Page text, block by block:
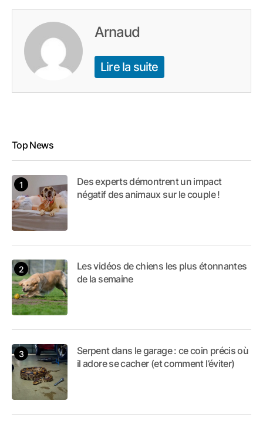
Arnaud
Lire la suite
Top News
Des experts démontrent un impact
négatif des animaux sur le couple !
Les vidéos de chiens les plus étonnantes
de la semaine
Serpent dans le garage : ce coin précis où
il adore se cacher (et comment l’éviter)